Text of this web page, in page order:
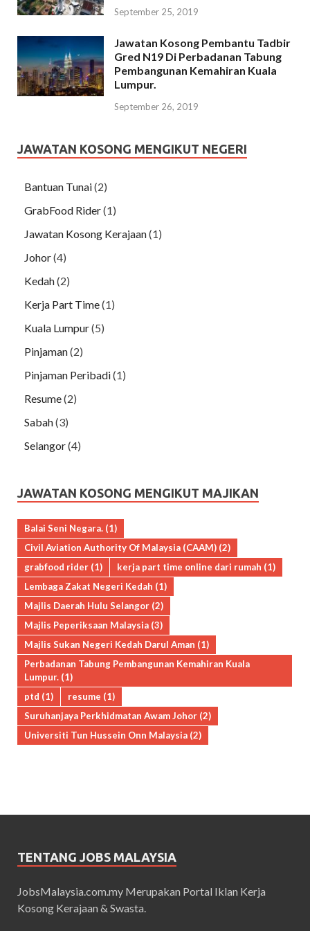
September 25, 2019
Jawatan Kosong Pembantu Tadbir
Gred N19 Di Perbadanan Tabung
Pembangunan Kemahiran Kuala
Lumpur.
September 26, 2019
JAWATAN KOSONG MENGIKUT NEGERI
Bantuan Tunai(2)
GrabFood Rider(1)
Jawatan Kosong Kerajaan(1)
Johor(4)
Kedah(2)
Kerja Part Time(1)
Kuala Lumpur(5)
Pinjaman(2)
Pinjaman Peribadi(1)
Resume(2)
Sabah(3)
Selangor(4)
JAWATAN KOSONG MENGIKUT MAJIKAN
Balai Seni Negara. (1)
Civil Aviation Authority Of Malaysia (CAAM) (2)
grabfood rider (1) kerja part time online dari rumah (1)
Lembaga Zakat Negeri Kedah (1)
Majlis Daerah Hulu Selangor (2)
Majlis Peperiksaan Malaysia (3)
Majlis Sukan Negeri Kedah Darul Aman (1)
Perbadanan Tabung Pembangunan Kemahiran Kuala
Lumpur. (1)
ptd (1) resume (1)
Suruhanjaya Perkhidmatan Awam Johor (2)
Universiti Tun Hussein Onn Malaysia (2)
TENTANG JOBS MALAYSIA
JobsMalaysia.com.my Merupakan Portal Iklan Kerja
Kosong Kerajaan & Swasta.